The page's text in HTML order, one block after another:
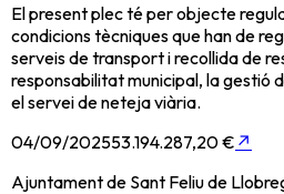
El present plec té per objecte
condicions tècniques que han de
serveis de transport i recollida de
responsabilitat municipal, la gestió
el servei de neteja viària.
04/09/202553.194.287,20 € ↗
Ajuntament de Sant Feliu de